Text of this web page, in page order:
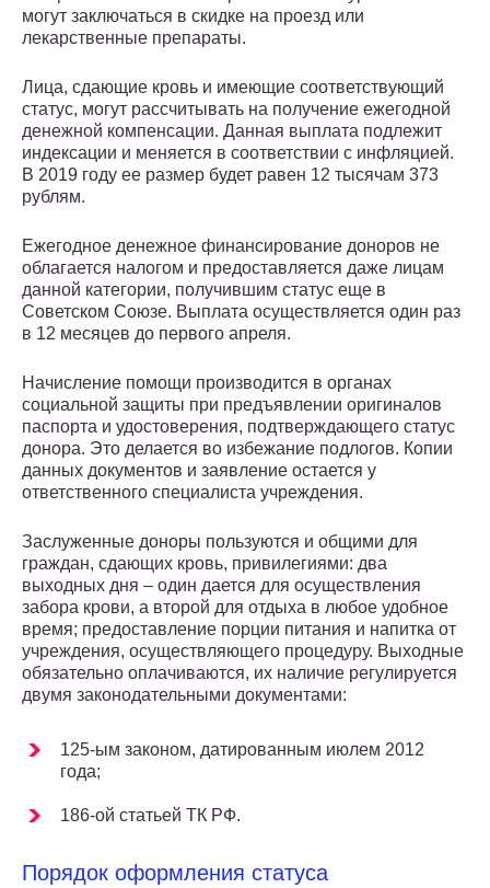
могут заключаться в скидке на проезд или
лекарственные препараты.
Лица, сдающие кровь и имеющие соответствующий
статус, могут рассчитывать на получение ежегодной
денежной компенсации. Данная выплата подлежит
индексации и меняется в соответствии с инфляцией.
В 2019 году ее размер будет равен 12 тысячам 373
рублям.
Ежегодное денежное финансирование доноров не
облагается налогом и предоставляется даже лицам
данной категории, получившим статус еще в
Советском Союзе. Выплата осуществляется один раз
в 12 месяцев до первого апреля.
Начисление помощи производится в органах
социальной защиты при предъявлении оригиналов
паспорта и удостоверения, подтверждающего статус
донора. Это делается во избежание подлогов. Копии
данных документов и заявление остается у
ответственного специалиста учреждения.
Заслуженные доноры пользуются и общими для
граждан, сдающих кровь, привилегиями: два
выходных дня – один дается для осуществления
забора крови, а второй для отдыха в любое удобное
время; предоставление порции питания и напитка от
учреждения, осуществляющего процедуру. Выходные
обязательно оплачиваются, их наличие регулируется
двумя законодательными документами:
125-ым законом, датированным июлем 2012
года;
186-ой статьей ТК РФ.
Порядок оформления статуса